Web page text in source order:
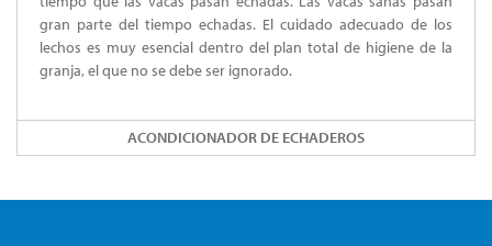
gran parte del tiempo echadas. El cuidado adecuado de los
lechos es muy esencial dentro del plan total de higiene de la
granja, el que no se debe ser ignorado.
ACONDICIONADOR DE ECHADEROS